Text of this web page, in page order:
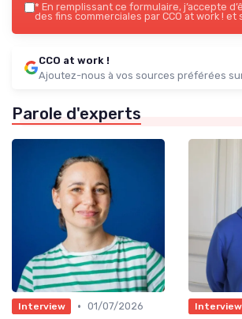
* En remplissant ce formulaire, j’accepte
des fins commerciales par CCO at work ! et
CCO at work !
Ajoutez-nous à vos sources préférées
Parole d'experts
Interview • 01/07/2026
Interview